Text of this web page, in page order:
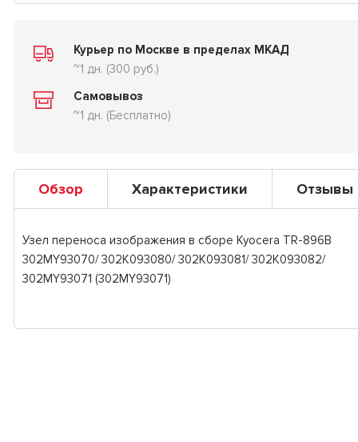
Курьер по Москве в пределах МКАД
~1 дн. (300 руб.)
Самовывоз
~1 дн. (Бесплатно)
Обзор Характеристики Отзывы
Узел переноса изображения в сборе Kyocera TR-896B
302MY93070/ 302K093080/ 302K093081/ 302K093082/
302MY93071 (302MY93071)